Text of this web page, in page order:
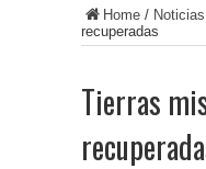
Home / Noticias
recuperadas
Tierras